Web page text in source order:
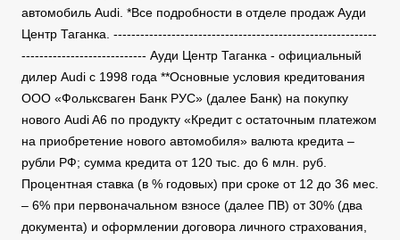
автомобиль Audi. *Все подробности в отделе продаж Ауди
Центр Таганка. -----------------------------------------------------------
---------------------------- Ауди Центр Таганка - официальный
дилер Audi с 1998 года **Основные условия кредитования
ООО «Фольксваген Банк РУС» (далее Банк) на покупку
нового Audi A6 по продукту «Кредит с остаточным платежом
на приобретение нового автомобиля» валюта кредита –
рубли РФ; сумма кредита от 120 тыс. до 6 млн. руб.
Процентная ставка (в % годовых) при сроке от 12 до 36 мес.
– 6% при первоначальном взносе (далее ПВ) от 30% (два
документа) и оформлении договора личного страхования,